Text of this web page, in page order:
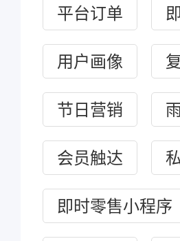
平台订单
用户画像
节日营销
会员触达
即时零售小程序